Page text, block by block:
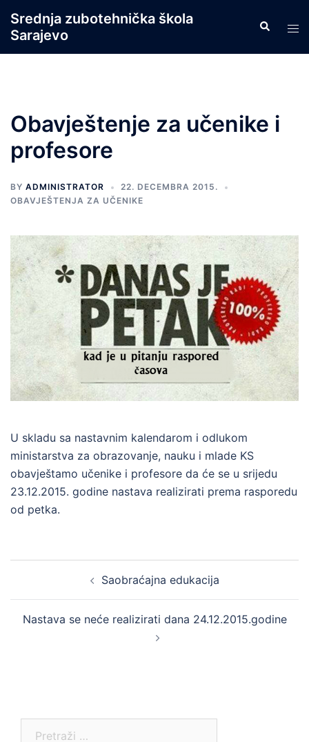
content
Srednja zubotehnička škola
Sarajevo
Search
Obavještenje za učenike i
profesore
BY ADMINISTRATOR
22. DECEMBRA 2015.
OBAVJEŠTENJA ZA UČENIKE
U skladu sa nastavnim kalendarom i odlukom
ministarstva za obrazovanje, nauku i mlade KS
obavještamo učenike i profesore da će se u srijedu
23.12.2015. godine nastava realizirati prema rasporedu
od petka.
navigation Saobraćajna edukacija
Nastava se neće realizirati dana 24.12.2015.godine